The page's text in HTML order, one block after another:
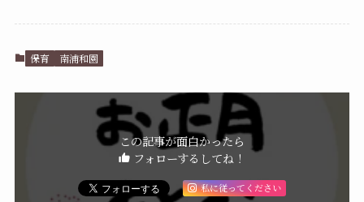
保育 南浦和園
この記事が面白かったら
フォローするしてね！
私に従ってください